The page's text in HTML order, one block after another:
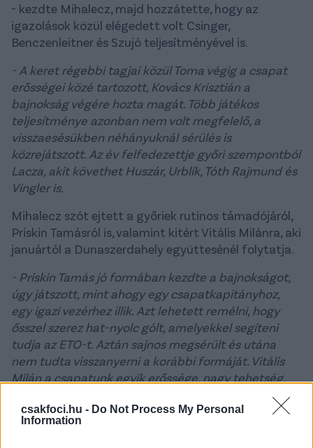
csakfoci.hu - Do Not Process My Personal
Information
- kezdte Mihalecz, majd hozzátette, hogy az
igazolások közül elégedett volt Csinger,
Benczenleitner és Szujó teljesítményével is.
- A keret régebbi tagjai közül Toma végig a csapat
erősségei közé tartozott, Kovács Krisztián a
bajnokság végére hozta magát. Több játékos
teljesítménye azonban nem volt megfelelő, a
visszaesésükben néhányuknál sérülés is
közrejátszott. Az év felfedezettje győri szempontból
Lacza, akit követhet Huszár, Urblík, Tóth Rajmund és
Vingler is.
Mihalecz szót ejtett a győriek rutinos támadójáról,
Priskin Tamásról is, valamint kitért Vitális Milánra, aki
januártól a Dunaszerdahely együttesénél folytatja.
- Priskin Tamás jó formában kezdte a bajnokságot,
úgy játszott, mint ahogy egy csapatkapitányhoz,
egy igazi vezérhez illik. Azt lehetett remélni, hogy
ősszel szerez hat-nyolc gólt, amelyekkel segíteni
tudja az ETO-t. Aztán sajnos megsérült és utána
nem tudta visszanyerni a korábbi formáját. Vitális
Milán a csapatunk egyik erőssége, nagy tehetség,
megtartani, ehhez kellett, hogy átigazolja a DAC,
majd kölcsönben nálunk folytassa a játékot.